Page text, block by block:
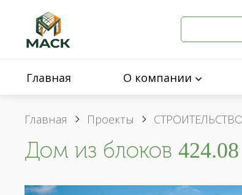
Главная О компании
Главная Проекты
Дом из блоков 424.08